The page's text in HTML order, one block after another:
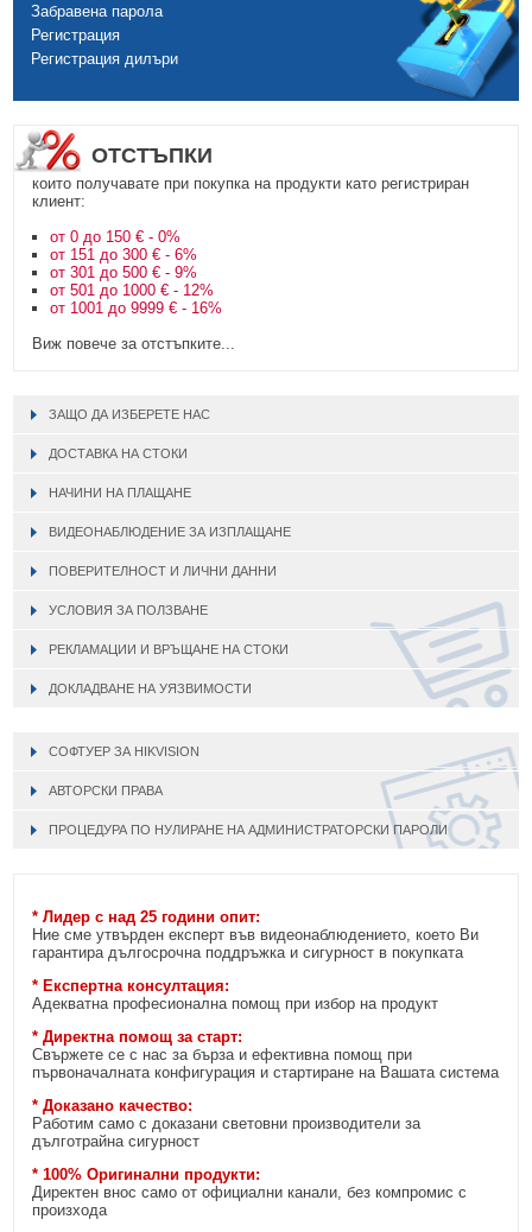
Забравена парола
Регистрация
Регистрация дилъри
ОТСТЪПКИ
които получавате при покупка на продукти като регистриран
клиент:
от 0 до 150 € - 0%
от 151 до 300 € - 6%
от 301 до 500 € - 9%
от 501 до 1000 € - 12%
от 1001 до 9999 € - 16%
Виж повече за отстъпките...
ЗАЩО ДА ИЗБЕРЕТЕ НАС
ДОСТАВКА НА СТОКИ
НАЧИНИ НА ПЛАЩАНЕ
ВИДЕОНАБЛЮДЕНИЕ ЗА ИЗПЛАЩАНЕ
ПОВЕРИТЕЛНОСТ И ЛИЧНИ ДАННИ
УСЛОВИЯ ЗА ПОЛЗВАНЕ
РЕКЛАМАЦИИ И ВРЪЩАНЕ НА СТОКИ
ДОКЛАДВАНЕ НА УЯЗВИМОСТИ
СОФТУЕР ЗА HIKVISION
АВТОРСКИ ПРАВА
ПРОЦЕДУРА ПО НУЛИРАНЕ НА АДМИНИСТРАТОРСКИ ПАРОЛИ
* Лидер с над 25 години опит:
Ние сме утвърден експерт във видеонаблюдението, което Ви
гарантира дългосрочна поддръжка и сигурност в покупката
* Експертна консултация:
Адекватна професионална помощ при избор на продукт
* Директна помощ за старт:
Свържете се с нас за бърза и ефективна помощ при
първоначалната конфигурация и стартиране на Вашата система
* Доказано качество:
Работим само с доказани световни производители за
дълготрайна сигурност
* 100% Оригинални продукти:
Директен внос само от официални канали, без компромис с
произхода